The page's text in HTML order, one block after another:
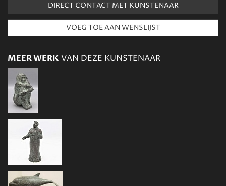
DIRECT CONTACT MET KUNSTENAAR
MEER WERK VAN DEZE KUNSTENAAR